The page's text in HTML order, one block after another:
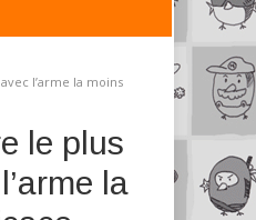
l’arme la moins
le plus
la